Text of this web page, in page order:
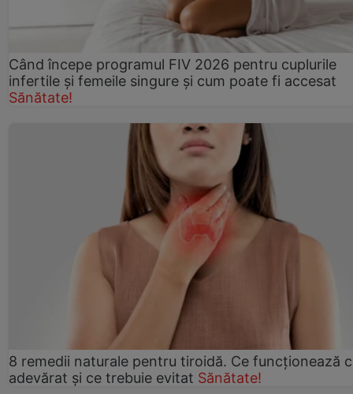
Când începe programul FIV 2026 pentru cuplurile
infertile şi femeile singure şi cum poate fi accesat
Sănătate!
8 remedii naturale pentru tiroidă. Ce funcționează
adevărat și ce trebuie evitat Sănătate!